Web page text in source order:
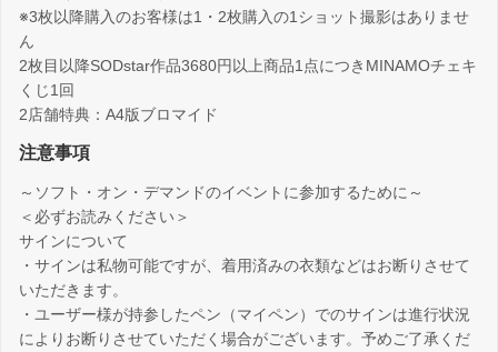
※3枚以降購入のお客様は1・2枚購入の1ショット撮影はありませ
ん
2枚目以降SODstar作品3680円以上商品1点につきMINAMOチェキ
くじ1回
2店舗特典：A4版ブロマイド
注意事項
～ソフト・オン・デマンドのイベントに参加するために～
＜必ずお読みください＞
サインについて
・サインは私物可能ですが、着用済みの衣類などはお断りさせて
いただきます。
・ユーザー様が持参したペン（マイペン）でのサインは進行状況
によりお断りさせていただく場合がございます。予めご了承くだ